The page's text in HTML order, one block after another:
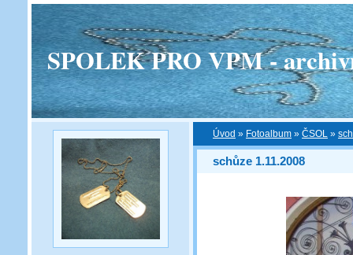
SPOLEK PRO VPM -
Úvod » Fotoalbum » ČSOL »
schůze 1.11.2008